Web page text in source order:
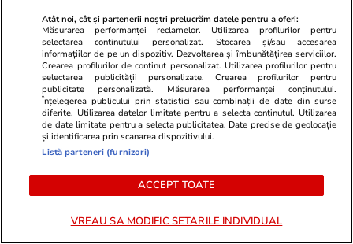
Citește mai multe
TRENDING
Știri România 07:45
Val de caniculă în România, temperaturile vor
urca până la 40 de grade la umbră. Prognoza
meteo ANM pentru perioada 28 iulie – 23
Atât noi, cât și partenerii noștri prelucrăm datele pentru a oferi:
Măsurarea performanței reclamelor. Utilizarea profilurilor pentru
selectarea conținutului personalizat. Stocarea și/sau accesarea
informațiilor de pe un dispozitiv. Dezvoltarea și îmbunătățirea serviciilor.
Crearea profilurilor de conținut personalizat. Utilizarea profilurilor pentru
selectarea publicității personalizate. Crearea profilurilor pentru
publicitate personalizată. Măsurarea performanței conținutului.
Înțelegerea publicului prin statistici sau combinații de date din surse
diferite. Utilizarea datelor limitate pentru a selecta conținutul. Utilizarea
de date limitate pentru a selecta publicitatea. Date precise de geolocație
și identificarea prin scanarea dispozitivului.
Listă parteneri (furnizori)
ACCEPT TOATE
VREAU SA MODIFIC SETARILE INDIVIDUAL